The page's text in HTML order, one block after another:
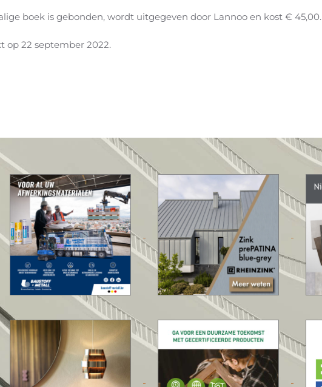
boek is gebonden, wordt uitgegeven door Lannoo en kost € 45,00.
op 22 september 2022.